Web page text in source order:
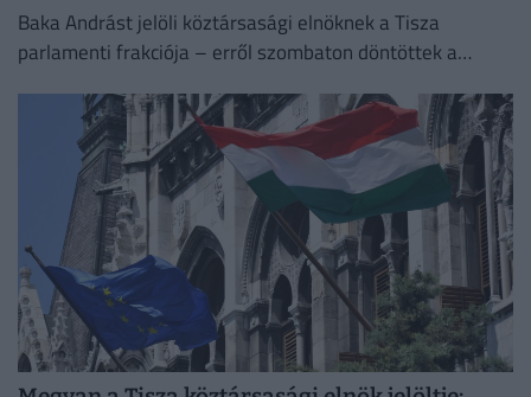
Baka Andrást jelöli köztársasági elnöknek a Tisza
parlamenti frakciója – erről szombaton döntöttek a